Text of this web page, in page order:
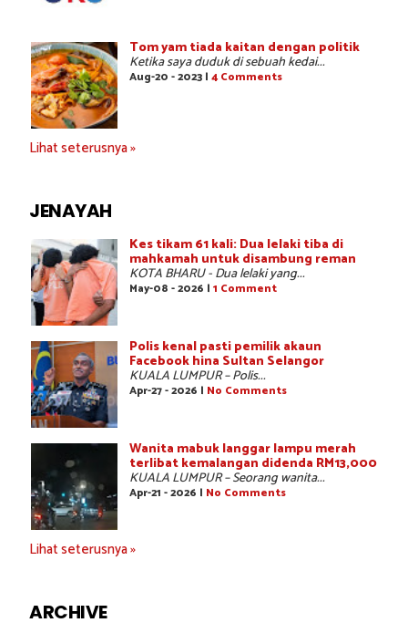
Tom yam tiada kaitan dengan politik
Ketika saya duduk di sebuah kedai...
Aug-20 - 2023 | 4 Comments
Lihat seterusnya »
JENAYAH
Kes tikam 61 kali: Dua lelaki tiba di
mahkamah untuk disambung reman
KOTA BHARU - Dua lelaki yang...
May-08 - 2026 | 1 Comment
Polis kenal pasti pemilik akaun
Facebook hina Sultan Selangor
KUALA LUMPUR – Polis...
Apr-27 - 2026 | No Comments
Wanita mabuk langgar lampu merah
terlibat kemalangan didenda RM13,000
KUALA LUMPUR – Seorang wanita...
Apr-21 - 2026 | No Comments
Lihat seterusnya »
ARCHIVE